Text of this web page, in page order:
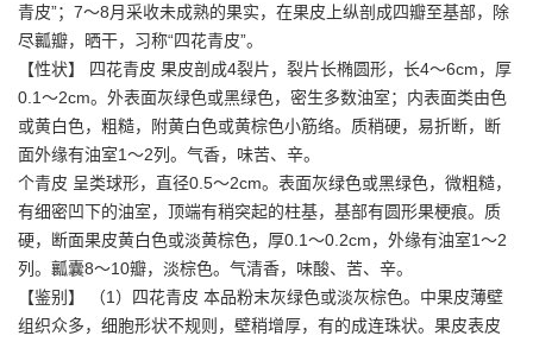
青皮”；7～8月采收未成熟的果实，在果皮上纵剖成四瓣至基部，除
尽瓤瓣，晒干，习称“四花青皮”。
【性状】 四花青皮 果皮剖成4裂片，裂片长椭圆形，长4～6cm，厚
0.1～2cm。外表面灰绿色或黑绿色，密生多数油室；内表面类由色
或黄白色，粗糙，附黄白色或黄棕色小筋络。质稍硬，易折断，断
面外缘有油室1～2列。气香，味苦、辛。
个青皮 呈类球形，直径0.5～2cm。表面灰绿色或黑绿色，微粗糙，
有细密凹下的油室，顶端有稍突起的柱基，基部有圆形果梗痕。质
硬，断面果皮黄白色或淡黄棕色，厚0.1～0.2cm，外缘有油室1～2
列。瓤囊8～10瓣，淡棕色。气清香，味酸、苦、辛。
【鉴别】 （1）四花青皮 本品粉末灰绿色或淡灰棕色。中果皮薄壁
组织众多，细胞形状不规则，壁稍增厚，有的成连珠状。果皮表皮